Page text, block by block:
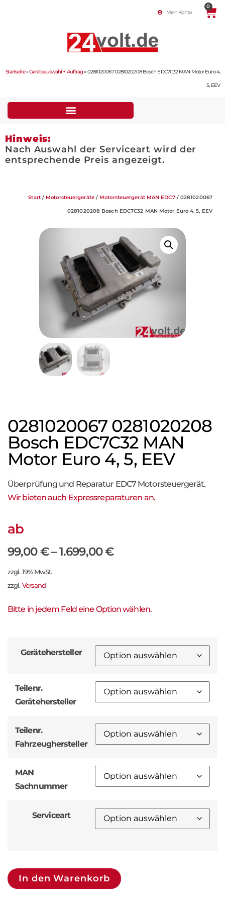
Mein Konto
0
Startseite»Geräteauswahl + Auftrag»0281020067 0281020208 Bosch EDC7C32 MAN Motor Euro 4,
5, EEV
Hinweis:
Nach Auswahl der Serviceart wird der
entsprechende Preis angezeigt.
Start/ Motorsteuergeräte/ Motorsteuergerät MAN EDC7/ 0281020067
0281020208 Bosch EDC7C32 MAN Motor Euro 4, 5, EEV
0281020067 0281020208
Bosch EDC7C32 MAN
Motor Euro 4, 5, EEV
Überprüfung und Reparatur EDC7 Motorsteuergerät.
Wir bieten auch Expressreparaturen an.
ab
99,00€–1.699,00€
zzgl. 19% MwSt.
zzgl. Versand
Bitte in jedem Feld eine Option wählen.
Gerätehersteller
Teilenr.
Gerätehersteller
Teilenr.
Fahrzeughersteller
MAN
Sachnummer
Serviceart
In den Warenkorb